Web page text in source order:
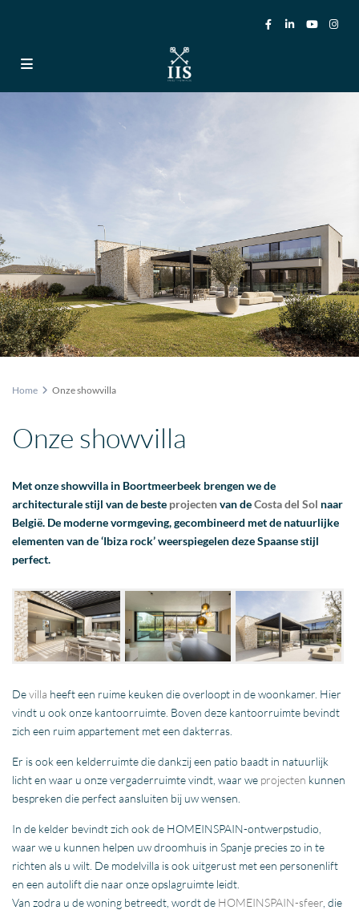
Home Onze showvilla
Onze showvilla
Met onze showvilla in Boortmeerbeek brengen we de
architecturale stijl van de beste projectenvan deCosta del Sol naar
België. De moderne vormgeving, gecombineerd met de natuurlijke
elementen van de ‘Ibiza rock’ weerspiegelen deze Spaanse stijl
perfect.
Devilla heeft een ruime keuken die overloopt in de woonkamer. Hier
vindt u ook onze kantoorruimte. Boven deze kantoorruimte bevindt
zich een ruim appartement met een dakterras.
Er is ook een kelderruimte die dankzij een patio baadt in natuurlijk
licht en waar u onze vergaderruimte vindt, waar we projecten kunnen
bespreken die perfect aansluiten bij uw wensen.
In de kelder bevindt zich ook de HOMEINSPAIN-ontwerpstudio,
waar we u kunnen helpen uw droomhuis in Spanje precies zo in te
richten als u wilt. De modelvilla is ook uitgerust met een personenlift
en een autolift die naar onze opslagruimte leidt.
Van zodra u de woning betreedt, wordt de HOMEINSPAIN-sfeer , die